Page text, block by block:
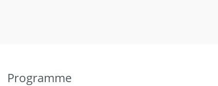
Programme